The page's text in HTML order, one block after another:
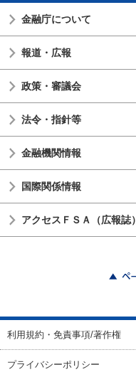
金融庁について
報道・広報
政策・審議会
法令・指針等
金融機関情報
国際関係情報
アクセスＦＳＡ（広報誌）
利用規約・免責事項/著作権
プライバシーポリシー